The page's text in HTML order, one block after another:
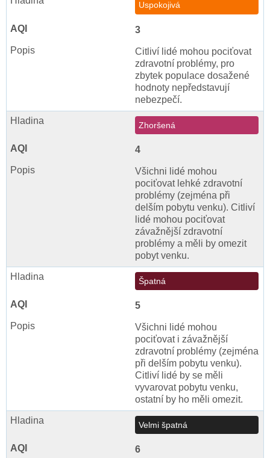
Uspokojivá
3
Citliví lidé mohou pociťovat
zdravotní problémy, pro
zbytek populace dosažené
hodnoty nepředstavují
nebezpečí.
Zhoršená
4
Všichni lidé mohou
pociťovat lehké zdravotní
problémy (zejména při
delším pobytu venku). Citliví
lidé mohou pociťovat
závažnější zdravotní
problémy a měli by omezit
pobyt venku.
Špatná
5
Všichni lidé mohou
pociťovat i závažnější
zdravotní problémy (zejména
při delším pobytu venku).
Citliví lidé by se měli
vyvarovat pobytu venku,
ostatní by ho měli omezit.
Velmi špatná
6